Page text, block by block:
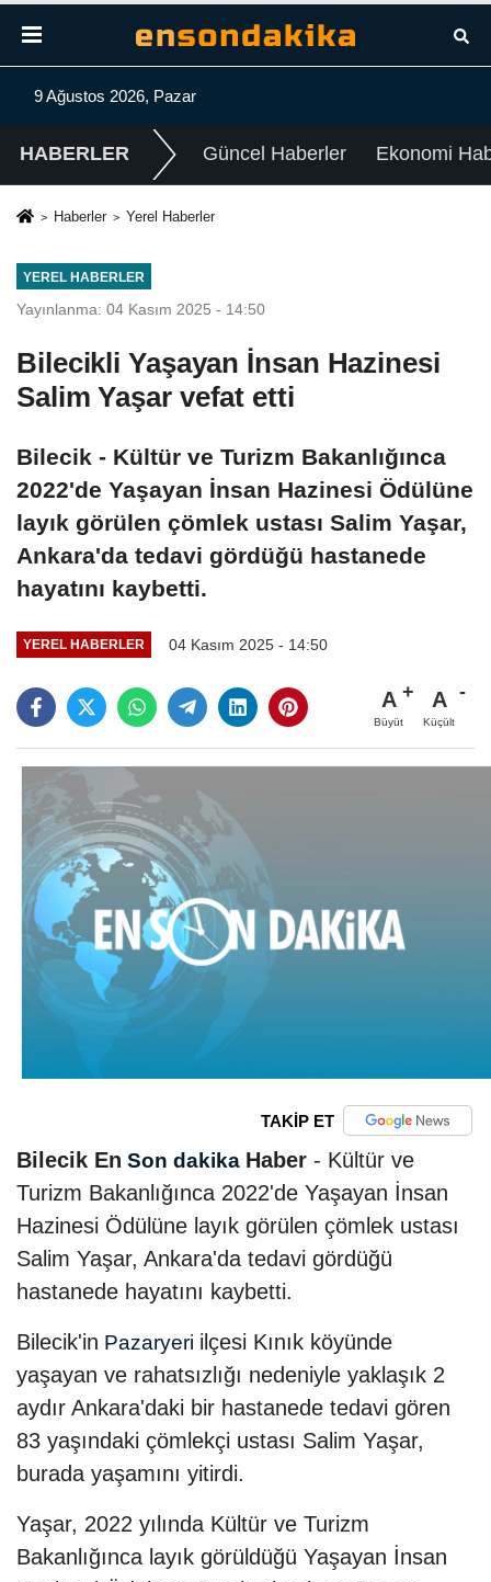
9 Ağustos 2026, Pazar
HABERLER Güncel Haberler Ekonomi
Haberler Yerel Haberler
YEREL HABERLER
Yayınlanma: 04 Kasım 2025 - 14:50
Bilecikli Yaşayan İnsan Hazinesi
Salim Yaşar vefat etti
Bilecik - Kültür ve Turizm Bakanlığınca
2022'de Yaşayan İnsan Hazinesi Ödülüne
layık görülen çömlek ustası Salim Yaşar,
Ankara'da tedavi gördüğü hastanede
hayatını kaybetti.
YEREL HABERLER 04 Kasım 2025 - 14:50
A
Büyüt
A
Küçült
TAKİP ET
Bilecik En Son dakika Haber - Kültür ve
Turizm Bakanlığınca 2022'de Yaşayan İnsan
Hazinesi Ödülüne layık görülen çömlek ustası
Salim Yaşar, Ankara'da tedavi gördüğü
hastanede hayatını kaybetti.
Bilecik'in Pazaryeri ilçesi Kınık köyünde
yaşayan ve rahatsızlığı nedeniyle yaklaşık 2
aydır Ankara'daki bir hastanede tedavi gören
83 yaşındaki çömlekçi ustası Salim Yaşar,
burada yaşamını yitirdi.
Yaşar, 2022 yılında Kültür ve Turizm
Bakanlığınca layık görüldüğü Yaşayan İnsan